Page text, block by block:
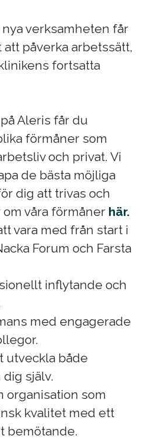
verksamheten får
påverka arbetssätt,
fortsatta
Aleris får du
förmåner som
och privat. Vi
de bästa möjliga
dig att trivas och
våra förmåner här.
vara med från start i
Forum och Farsta
inflytande och
med engagerade
utveckla både
själv.
organisation som
kvalitet med ett
bemötande.